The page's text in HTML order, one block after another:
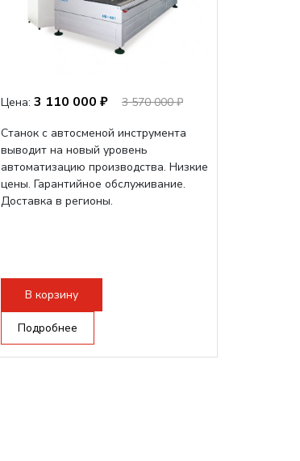
Цена: 3 110 000 ₽
3 570 000 ₽
Станок с автосменой инструмента
выводит на новый уровень
автоматизацию производства. Низкие
цены. Гарантийное обслуживание.
Доставка в регионы.
В корзину
Подробнее